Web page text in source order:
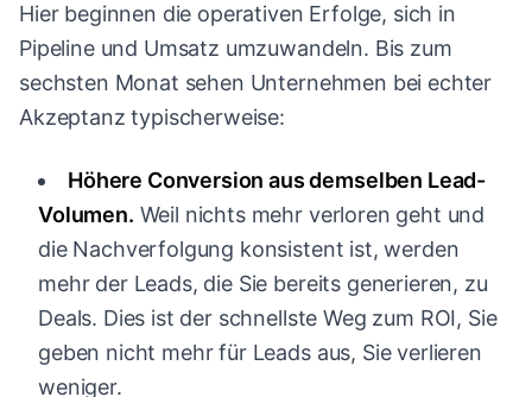
Hier beginnen die operativen Erfolge, sich in
Pipeline und Umsatz umzuwandeln. Bis zum
sechsten Monat sehen Unternehmen bei echter
Akzeptanz typischerweise:
Höhere Conversion aus demselben Lead-
Volumen. Weil nichts mehr verloren geht und
die Nachverfolgung konsistent ist, werden
mehr der Leads, die Sie bereits generieren, zu
Deals. Dies ist der schnellste Weg zum ROI, Sie
geben nicht mehr für Leads aus, Sie verlieren
weniger.